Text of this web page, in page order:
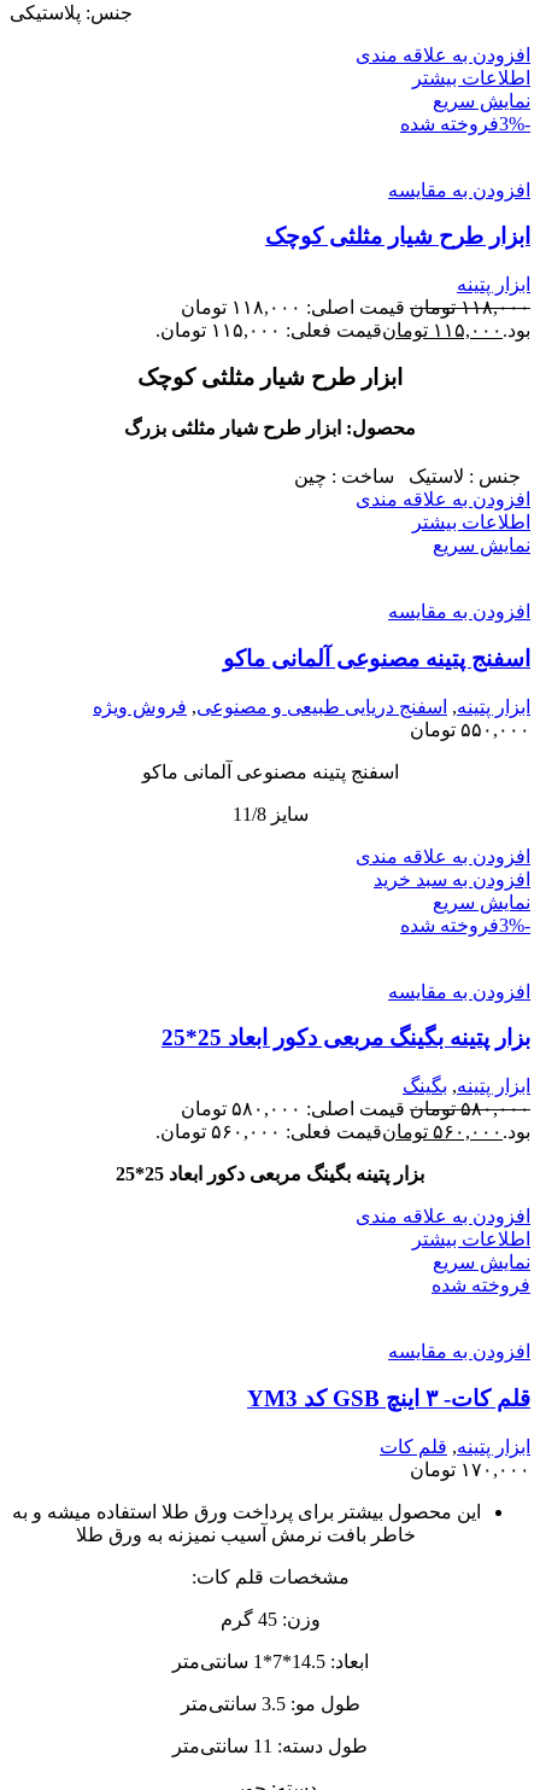
جنس: پلاستیکی
افزودن به علاقه مندی
اطلاعات بیشتر
نمایش سریع
-3%
فروخته شده
افزودن به مقایسه
ابزار طرح شیار مثلثی کوچک
ابزار پتینه
۱۱۸,۰۰۰ تومان
قیمت اصلی: ۱۱۸,۰۰۰ تومان
بود. ۱۱۵,۰۰۰ تومانقیمت فعلی: ۱۱۵,۰۰۰ تومان.
ابزار طرح شیار مثلثی کوچک
محصول: ابزار طرح شیار مثلثی بزرگ
جنس : لاستیک ساخت : چین
افزودن به علاقه مندی
اطلاعات بیشتر
نمایش سریع
افزودن به مقایسه
اسفنج پتینه مصنوعی آلمانی ماکو
ابزار پتینه, اسفنج دریایی طبیعی و مصنوعی, فروش ویژه
۵۵۰,۰۰۰ تومان
اسفنج پتینه مصنوعی آلمانی ماکو
سایز 11/8
افزودن به علاقه مندی
افزودن به سبد خرید
نمایش سریع
-3%
فروخته شده
افزودن به مقایسه
بزار پتینه بگینگ مربعی دکور ابعاد 25*25
ابزار پتینه, بگینگ
۵۸۰,۰۰۰ تومان
قیمت اصلی: ۵۸۰,۰۰۰ تومان
بود. ۵۶۰,۰۰۰ تومانقیمت فعلی: ۵۶۰,۰۰۰ تومان.
بزار پتینه بگینگ مربعی دکور ابعاد 25*25
افزودن به علاقه مندی
اطلاعات بیشتر
نمایش سریع
فروخته شده
افزودن به مقایسه
قلم کات- ۳ اینچ GSB کد YM3
ابزار پتینه, قلم کات
۱۷۰,۰۰۰ تومان
این محصول بیشتر برای پرداخت ورق طلا استفاده میشه و به
خاطر بافت نرمش آسیب نمیزنه به ورق طلا
مشخصات قلم کات:
وزن: 45 گرم
ابعاد: 14.5*7*1 سانتی‌متر
طول مو: 3.5 سانتی‌متر
طول دسته: 11 سانتی‌متر